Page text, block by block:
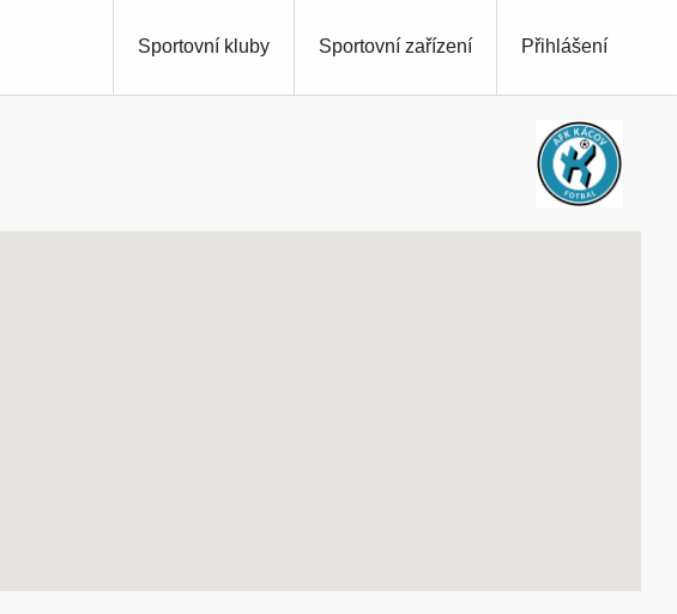
Přihlášení
Sportovní kluby Sportovní zařízení